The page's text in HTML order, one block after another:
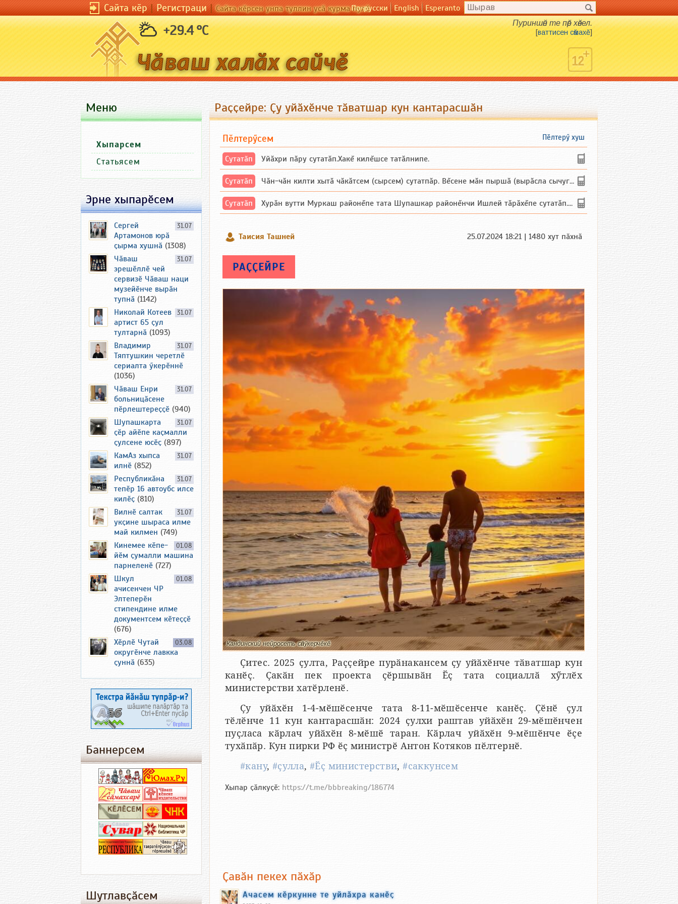
Сайта кӗр|Регистраци|Сайта кӗрсен унпа туллин усӑ курма пулӗПо-русски English Esperanto
+29.4 °C Пуриншӗн те пӗр хӗвел.
[ваттисен сӑмахӗ]
Раҫҫейре: Ҫу уйӑхӗнче тӑватшар кун кантарасшӑн
Пӗлтерӳ хуш
Пӗлтерӳсем
Сутатӑп Уйăхри пăру сутатăп.Хакĕ килĕшсе татăлнипе.
Сутатӑп Чăн-чăн килти хытă чăкăтсем (сырсем) сутатпăр. Вĕсене мăн пыршă (вырăсла сычуг) ...
Сутатӑп Хурăн вутти Муркаш районĕпе тата Шупашкар районĕнчи Ишлей тăрăхĕпе сутатăп. Ха...
Таисия Ташней 25.07.2024 18:21 | 1480 хут пӑхнӑ
РАҪҪЕЙРЕ
Кандинский нейросеть сӑнӳкерчӗкӗ
Ҫитес. 2025 ҫулта, Раҫҫейре пурӑнакансем ҫу уйӑхӗнче тӑватшар кун
канӗҫ. Ҫакӑн пек проекта ҫӗршывӑн Ӗҫ тата социаллӑ хӳтлӗх
министерстви хатӗрленӗ.
Ҫу уйӑхӗн 1-4-мӗшӗсенче тата 8-11-мӗшӗсенче канӗҫ. Ҫӗнӗ ҫул
тӗлӗнче 11 кун кантарасшӑн: 2024 ҫулхи раштав уйӑхӗн 29-мӗшӗнчен
пуҫласа кӑрлач уйӑхӗн 8-мӗшӗ таран. Кӑрлач уйӑхӗн 9-мӗшӗнче ӗҫе
тухӑпӑр. Кун пирки РФ ӗҫ министрӗ Антон Котяков пӗлтернӗ.
#кану, #ҫулла,#Ӗҫ министерстви,#саккунсем
Хыпар ҫӑлкуҫӗ: https://t.me/bbbreaking/186774
Ҫавӑн пекех пӑхӑр
Ачасем кӗркунне те уйлӑхра канӗҫ
Меню
Хыпарсем
Статьясем
Эрне хыпарӗсем
31.07
Сергей
Артамонов юрӑ
ҫырма хушнӑ (1308)
31.07
Чӑваш
эрешӗллӗ чей
сервизӗ Чӑваш наци
музейӗнче вырӑн
тупнӑ (1142)
31.07
Николай Котеев
артист 65 ҫул
тултарнӑ (1093)
31.07
Владимир
Тяптушкин черетлӗ
сериалта ӳкерӗннӗ
(1036)
31.07
Чӑваш Енри
больницӑсене
пӗрлештереҫҫӗ (940)
31.07
Шупашкарта
ҫӗр айӗпе каҫмалли
ҫулсене юсӗҫ (897)
31.07
КамАз хыпса
илнӗ (852)
31.07
Республикӑна
тепӗр 16 автоубс илсе
килӗҫ (810)
31.07
Вилнӗ салтак
укҫине шыраса илме
май килмен (749)
01.08
Кинемее кӗпе-
йӗм ҫумалли машина
парнеленӗ (727)
01.08
Шкул
ачисенчен ЧР
Элтеперӗн
стипендине илме
документсем кӗтеҫҫӗ
(676)
03.08
Хӗрлӗ Чутай
округӗнче лавкка
ҫуннӑ (635)
Баннерсем
Шутлавҫӑсем